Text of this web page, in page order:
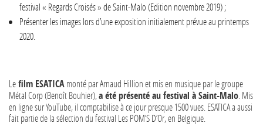
festival « Regards Croisés » de Saint-Malo (Edition novembre 2019) ;
Présenter les images lors d’une exposition initialement prévue au printemps
2020.
Lefilm ESATICAmonté par Arnaud Hillion et mis en musique par le groupe
Métal Corp (Benoît Bouhier),a été présenté au festival à Saint-Malo. Mis
en ligne sur YouTube, il comptabilise à ce jour presque 1500 vues. ESATICA a aussi
fait partie de la sélection du festival Les POM’S D’Or, en Belgique.